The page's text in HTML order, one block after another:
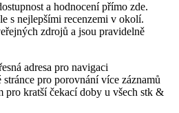
a hodnocení přímo zde.
s nejlepšími recenzemi v okolí.
zdrojů a jsou pravidelně
adresa pro navigaci
pro porovnání více záznamů
pro kratší čekací doby u všech stk &